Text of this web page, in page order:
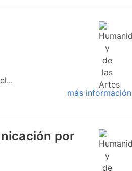
más información
por